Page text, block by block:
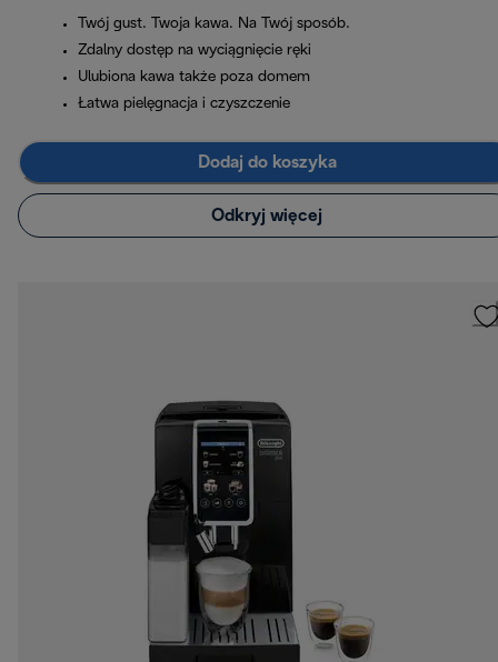
Twój gust. Twoja kawa. Na Twój sposób.
Zdalny dostęp na wyciągnięcie ręki
Ulubiona kawa także poza domem
Łatwa pielęgnacja i czyszczenie
Dodaj do koszyka
Odkryj więcej